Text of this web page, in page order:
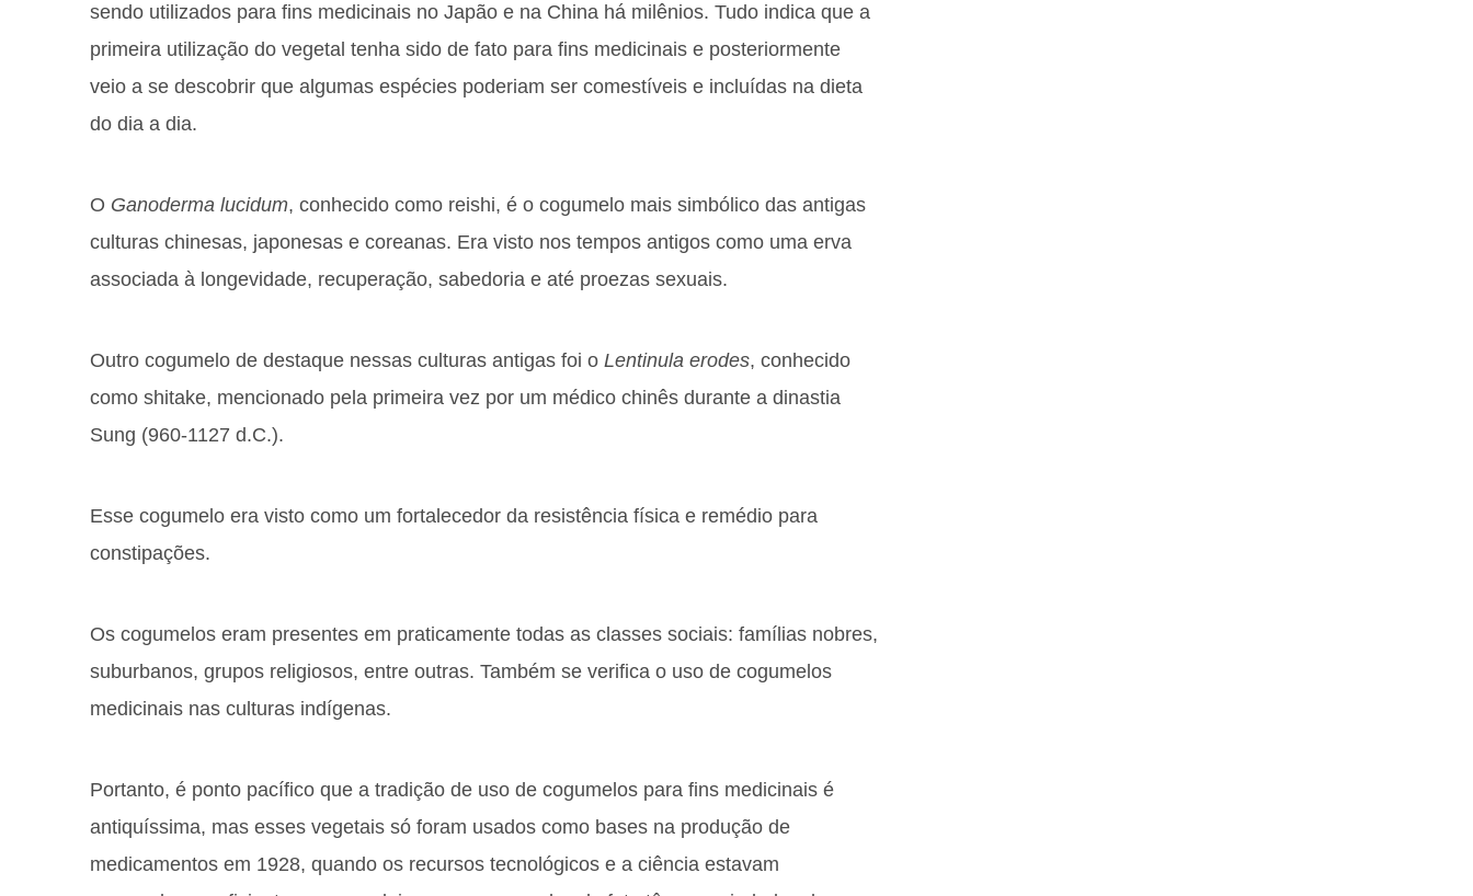
sendo utilizados para fins medicinais no Japão e na China há milênios. Tudo indica que a
primeira utilização do vegetal tenha sido de fato para fins medicinais e posteriormente
veio a se descobrir que algumas espécies poderiam ser comestíveis e incluídas na dieta
do dia a dia.
O Ganoderma lucidum, conhecido como reishi, é o cogumelo mais simbólico das antigas
culturas chinesas, japonesas e coreanas. Era visto nos tempos antigos como uma erva
associada à longevidade, recuperação, sabedoria e até proezas sexuais.
Outro cogumelo de destaque nessas culturas antigas foi o Lentinula erodes, conhecido
como shitake, mencionado pela primeira vez por um médico chinês durante a dinastia
Sung (960-1127 d.C.).
Esse cogumelo era visto como um fortalecedor da resistência física e remédio para
constipações.
Os cogumelos eram presentes em praticamente todas as classes sociais: famílias nobres,
suburbanos, grupos religiosos, entre outras. Também se verifica o uso de cogumelos
medicinais nas culturas indígenas.
Portanto, é ponto pacífico que a tradição de uso de cogumelos para fins medicinais é
antiquíssima, mas esses vegetais só foram usados como bases na produção de
medicamentos em 1928, quando os recursos tecnológicos e a ciência estavam